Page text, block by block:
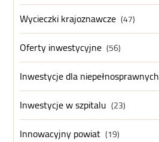
Wycieczki krajoznawcze (47)
Oferty inwestycyjne (56)
Inwestycje dla niepełnosprawnych
Inwestycje w szpitalu (23)
Innowacyjny powiat (19)